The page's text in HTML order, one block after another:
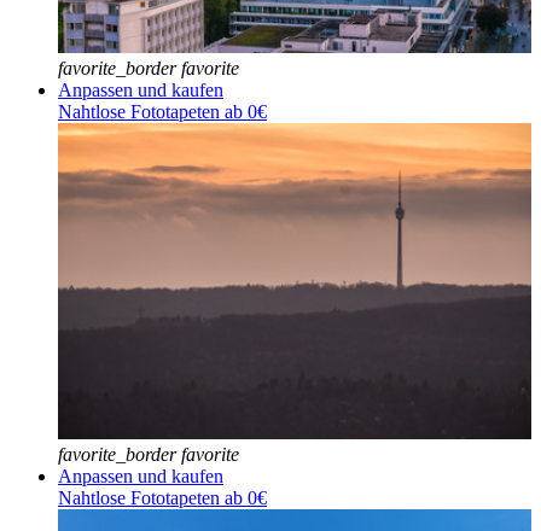
favorite_border favorite
Anpassen und kaufen
Nahtlose Fototapeten ab 0€
favorite_border favorite
Anpassen und kaufen
Nahtlose Fototapeten ab 0€